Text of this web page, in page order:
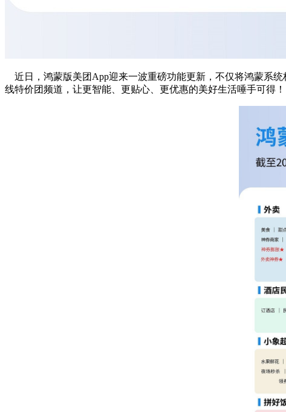
近日，鸿蒙版美团App迎来一波重磅功能更新，不仅将鸿蒙系
线特价团频道，让更智能、更贴心、更优惠的美好生活唾手可得！